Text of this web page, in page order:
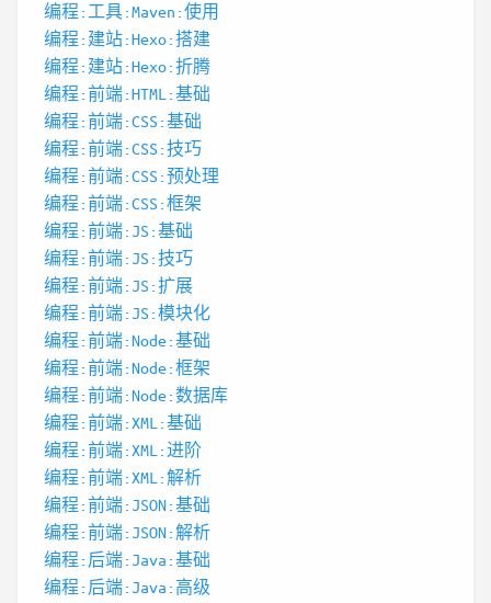
编程:工具:Maven:使用
编程:建站:Hexo:搭建
编程:建站:Hexo:折腾
编程:前端:HTML:基础
编程:前端:CSS:基础
编程:前端:CSS:技巧
编程:前端:CSS:预处理
编程:前端:CSS:框架
编程:前端:JS:基础
编程:前端:JS:技巧
编程:前端:JS:扩展
编程:前端:JS:模块化
编程:前端:Node:基础
编程:前端:Node:框架
编程:前端:Node:数据库
编程:前端:XML:基础
编程:前端:XML:进阶
编程:前端:XML:解析
编程:前端:JSON:基础
编程:前端:JSON:解析
编程:后端:Java:基础
编程:后端:Java:高级